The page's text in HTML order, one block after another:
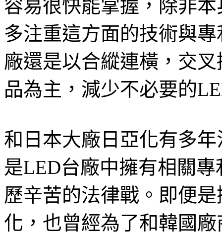
容易很快能掌握，除非
多注重這方面的技術與
廠還是以合縱連橫，交
品為主，減少不必要的
和日本大廠日亞化有多
是LED台廠中擁有相關
歷辛苦的法律戰。即便
化，也曾經為了和韓國